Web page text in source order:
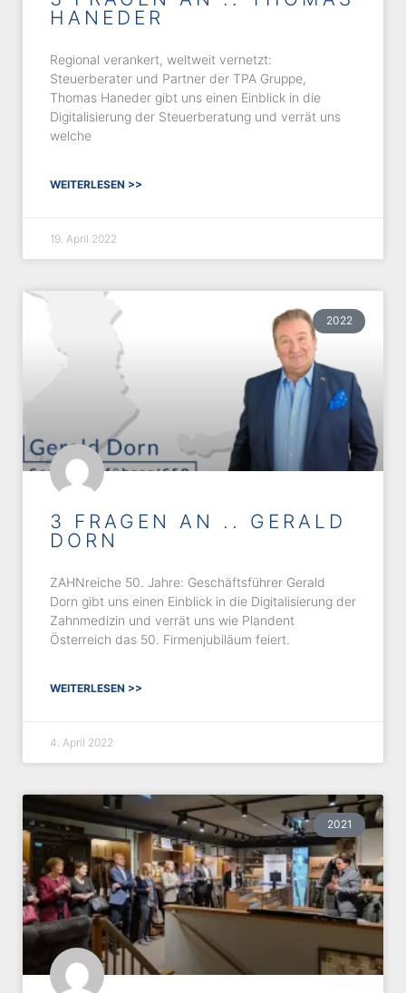
HANEDER
Regional verankert, weltweit vernetzt:
Steuerberater und Partner der TPA Gruppe,
Thomas Haneder gibt uns einen Einblick in die
Digitalisierung der Steuerberatung und verrät uns
welche
WEITERLESEN >>
19. April 2022
2022
3 FRAGEN AN .. GERALD
DORN
ZAHNreiche 50. Jahre: Geschäftsführer Gerald
Dorn gibt uns einen Einblick in die Digitalisierung der
Zahnmedizin und verrät uns wie Plandent
Österreich das 50. Firmenjubiläum feiert.
WEITERLESEN >>
4. April 2022
2021